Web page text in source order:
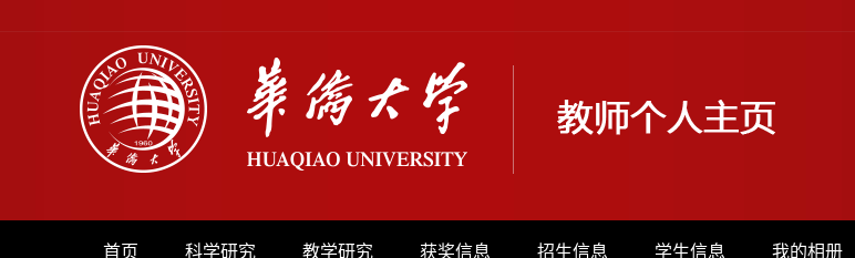
首页 科学研究 教学研究 获奖信息 招生信息 学生信息 我的相册